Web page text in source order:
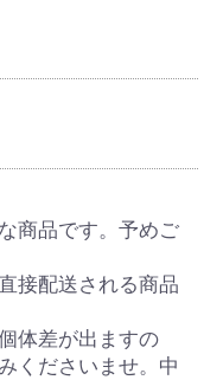
商品です。予めご
接配送される商品
体差が出ますの
くださいませ。中